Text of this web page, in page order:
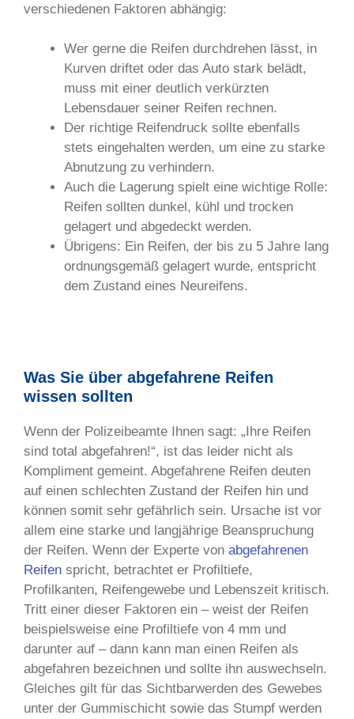
verschiedenen Faktoren abhängig:
Wer gerne die Reifen durchdrehen lässt, in
Kurven driftet oder das Auto stark belädt,
muss mit einer deutlich verkürzten
Lebensdauer seiner Reifen rechnen.
Der richtige Reifendruck sollte ebenfalls
stets eingehalten werden, um eine zu starke
Abnutzung zu verhindern.
Auch die Lagerung spielt eine wichtige Rolle:
Reifen sollten dunkel, kühl und trocken
gelagert und abgedeckt werden.
Übrigens: Ein Reifen, der bis zu 5 Jahre lang
ordnungsgemäß gelagert wurde, entspricht
dem Zustand eines Neureifens.
Was Sie über abgefahrene Reifen
wissen sollten
Wenn der Polizeibeamte Ihnen sagt: „Ihre Reifen
sind total abgefahren!“, ist das leider nicht als
Kompliment gemeint. Abgefahrene Reifen deuten
auf einen schlechten Zustand der Reifen hin und
können somit sehr gefährlich sein. Ursache ist vor
allem eine starke und langjährige Beanspruchung
der Reifen. Wenn der Experte von abgefahrenen
Reifen spricht, betrachtet er Profiltiefe,
Profilkanten, Reifengewebe und Lebenszeit kritisch.
Tritt einer dieser Faktoren ein – weist der Reifen
beispielsweise eine Profiltiefe von 4 mm und
darunter auf – dann kann man einen Reifen als
abgefahren bezeichnen und sollte ihn auswechseln.
Gleiches gilt für das Sichtbarwerden des Gewebes
unter der Gummischicht sowie das Stumpf werden